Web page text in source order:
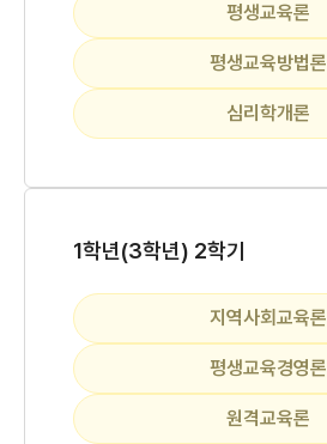
평생교육론
평생교육방법론
심리학개론
1학년(3학년) 2학기
지역사회교육론
평생교육경영론
원격교육론